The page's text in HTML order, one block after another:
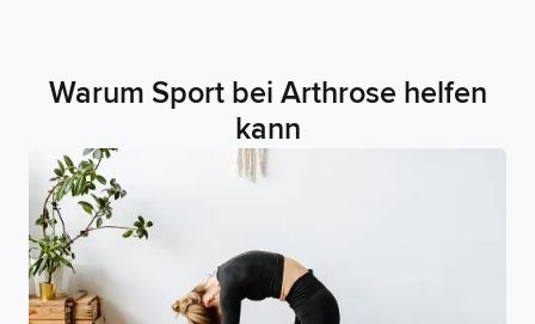
Warum Sport bei Arthrose helfen
kann